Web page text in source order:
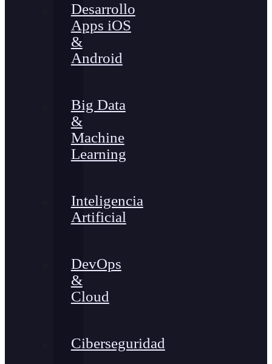
Desarrollo
Apps iOS
&
Android
Big Data
&
Machine
Learning
Inteligencia
Artificial
DevOps
&
Cloud
Ciberseguridad